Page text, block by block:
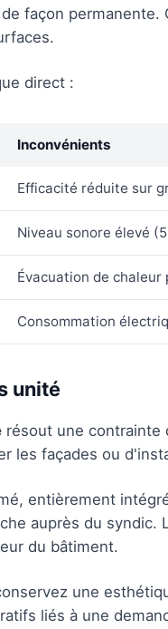
façon
direct :
Inconvénients
Efficacité réduite sur
Niveau sonore élevé
Évacuation de
Consommation
unité
résout une contrainte
les façades ou
entièrement
auprès du syndic.
du bâtiment.
une
liés à une